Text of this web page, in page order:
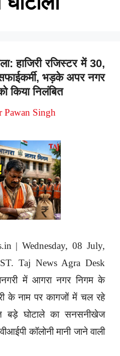
हाजिरी रजिस्टर में 30,
भड़के अपर नगर
किया निलंबित
Pawan Singh
| Wednesday, 08 July,
Taj News Agra Desk
में आगरा नगर निगम के
के नाम पर कागजों में चल रहे
बड़े घोटाले का सनसनीखेज
कॉलोनी मानी जाने वाली